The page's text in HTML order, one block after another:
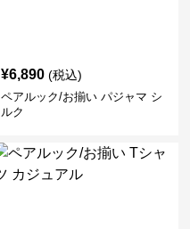
¥6,890 (税込)
ペアルック/お揃い パジャマ シ
ルク